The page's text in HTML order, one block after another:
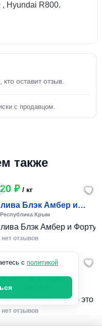
Hyundai R800.
оставит отзыв.
с продавцом.
также
10 кг. Цена 80-200 руб
₽/ кг
Блэк Амбер и
(Крым)
Республика Крым
Блэк Амбер и
отзывов
и постоянная
801 ₽/ 1шт
комфорт
Московская область
Комфорт» — это
отзывов
с политикой